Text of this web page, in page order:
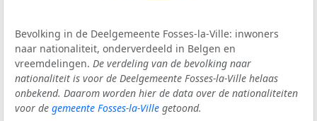
Bevolking in de Deelgemeente Fosses-la-Ville: inwoners
naar nationaliteit, onderverdeeld in Belgen en
vreemdelingen. De verdeling van de bevolking naar
nationaliteit is voor de Deelgemeente Fosses-la-Ville helaas
onbekend. Daarom worden hier de data over de nationaliteiten
voor de gemeente Fosses-la-Ville getoond.